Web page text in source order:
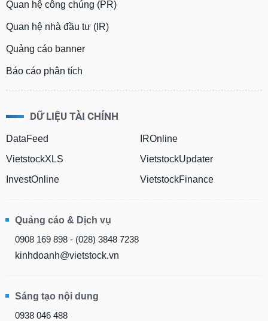
Quan hệ công chúng (PR)
Quan hệ nhà đầu tư (IR)
Quảng cáo banner
Báo cáo phân tích
DỮ LIỆU TÀI CHÍNH
DataFeed
VietstockXLS
InvestOnline
IROnline
VietstockUpdater
VietstockFinance
Quảng cáo & Dịch vụ
0908 169 898 - (028) 3848 7238
kinhdoanh@vietstock.vn
Sáng tạo nội dung
0938 046 488